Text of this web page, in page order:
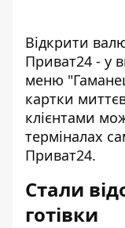
Відкрити
Приват24 - у
меню
картки
клієнтами
терміналах
Приват24.
Стали
готівки